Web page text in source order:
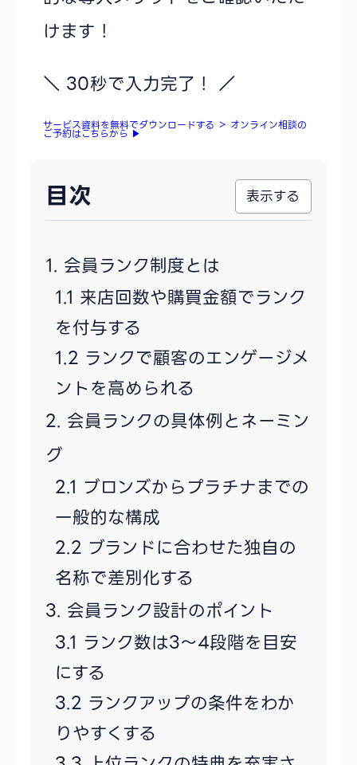
けます！
＼ 30秒で入力完了！ ／
サービス資料を無料でダウンロードする ＞ オンライン相談の
ご予約はこちらから ▶
目次
会員ランク制度とは
来店回数や購買金額でランク
を付与する
ランクで顧客のエンゲージメ
ントを高められる
会員ランクの具体例とネーミン
グ
ブロンズからプラチナまでの
一般的な構成
ブランドに合わせた独自の
名称で差別化する
会員ランク設計のポイント
ランク数は3〜4段階を目安
にする
ランクアップの条件をわか
りやすくする